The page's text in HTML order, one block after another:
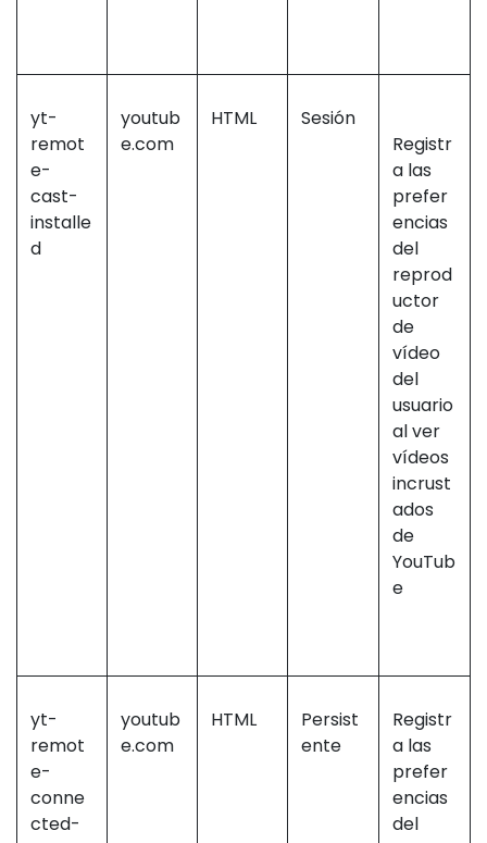
yt-
remot
e-
cast-
installe
d
youtub
e.com
HTML
Sesión
Registr
a las
prefer
encias
del
reprod
uctor
de
vídeo
del
usuario
al ver
vídeos
incrust
ados
de
YouTub
e
yt-
remot
e-
conne
cted-
youtub
e.com
HTML
Persist
ente
Registr
a las
prefer
encias
del